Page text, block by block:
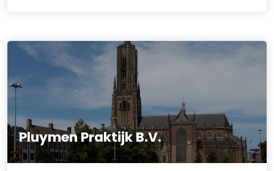
Pluymen Praktijk B.V.